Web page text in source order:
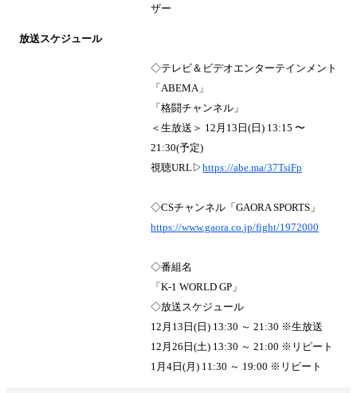
ザー
放送スケジュール
◇テレビ＆ビデオエンターテインメント
「ABEMA」
「格闘チャンネル」
＜生放送＞ 12月13日(日) 13:15 〜
21:30(予定)
視聴URL▷https://abe.ma/37TsiFp
◇CSチャンネル「GAORA SPORTS」
https://www.gaora.co.jp/fight/1972000
◇番組名
「K-1 WORLD GP」
◇放送スケジュール
12月13日(日) 13:30 ～ 21:30 ※生放送
12月26日(土) 13:30 ～ 21:00 ※リピート
1月4日(月) 11:30 ～ 19:00 ※リピート